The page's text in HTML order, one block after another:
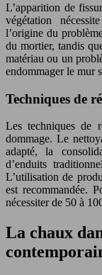
L’apparition de
végétation
l’origine du
du mortier, tandis
matériau ou un
endommager le mur
Techniques de
Les techniques de
dommage. Le
adapté, la
d’enduits
L’utilisation de
est recommandée.
nécessiter de 50 à
La chaux